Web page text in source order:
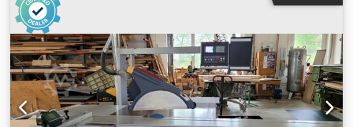
akse) □ Borehode med 13 spindler □ Notsag D=100 mm (X-
retning) □ Stoppsylinder for posisjonering av
arbeidsstykket □ Fikseringssystem for arbeidsstykket
Aggregater / utstyr: □ Fresemotor 10 kW med
frekvensomformer (HSK63) □ 4-posisjons verktøymagasin □
WOODWOP 7 programvare Arbeidsstykkets dimensjoner: □
Maksimum: 3050 × 850 mm □ Minimum: 200 × 70 mm □